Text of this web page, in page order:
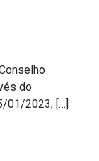
do
01/2023, […]